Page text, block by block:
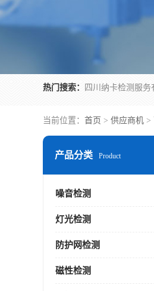
热门搜索：
当前位置： 首页 > 供应商机 >
产品分类 Product
噪音检测
灯光检测
防护网检测
磁性检测